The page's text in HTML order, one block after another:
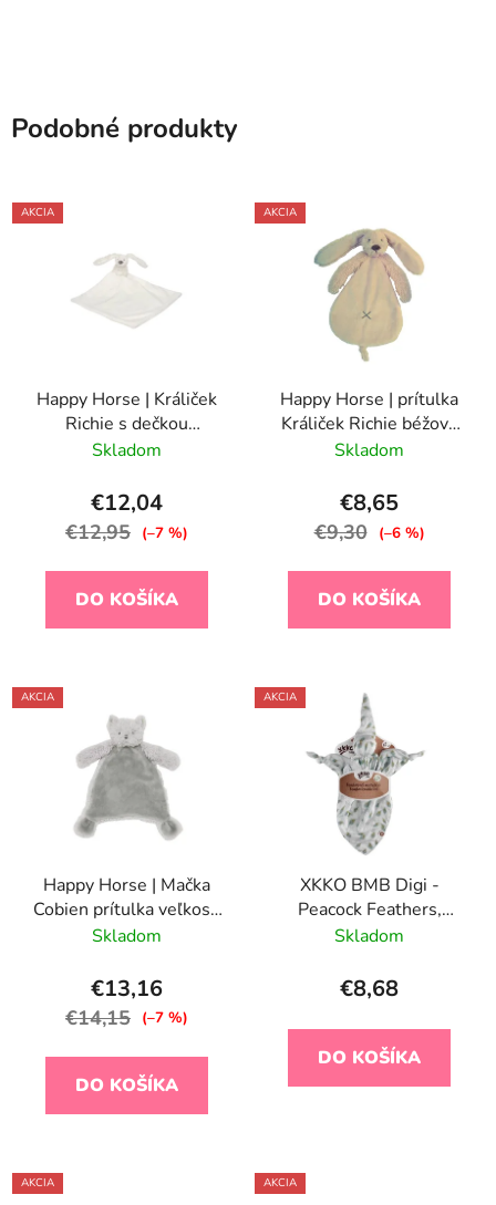
Podobné produkty
AKCIA
Happy Horse | Králiček
Richie s dečkou
krémový veľkosť: 28 cm
Skladom
€12,04
€12,95 (–7 %)
DO KOŠÍKA
AKCIA
Happy Horse | prítulka
Králiček Richie béžový
veľkosť: 25 cm
Skladom
€8,65
€9,30 (–6 %)
DO KOŠÍKA
AKCIA
Happy Horse | Mačka
Cobien prítulka veľkosť:
24 cm
Skladom
€13,16
€14,15 (–7 %)
DO KOŠÍKA
AKCIA
XKKO BMB Digi -
Peacock Feathers,
Bambusový maznáčik
Skladom
€8,68
DO KOŠÍKA
AKCIA AKCIA